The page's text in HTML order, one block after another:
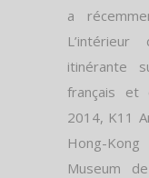
a
itinérante
français et
2014, K11
Hong-
Museum